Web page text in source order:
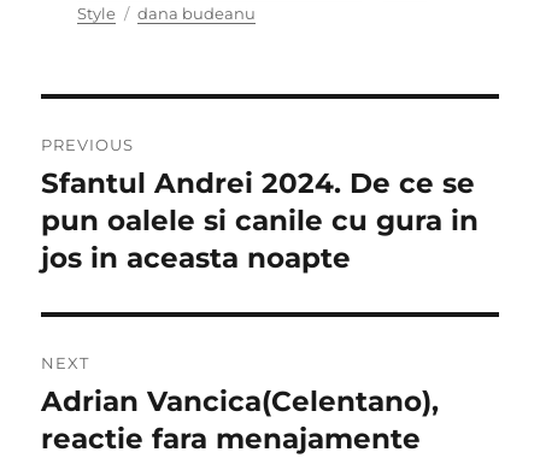
on
Style
Tags
dana budeanu
în
articole
PREVIOUS
Previous
post:
Sfantul Andrei 2024. De ce se
pun oalele si canile cu gura in
jos in aceasta noapte
NEXT
Next
post:
Adrian Vancica(Celentano),
reactie fara menajamente